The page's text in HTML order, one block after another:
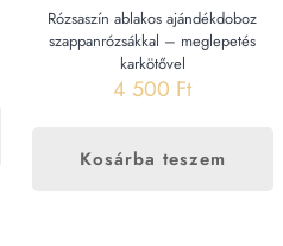
Rózsaszín ablakos ajándékdoboz
szappanrózsákkal – meglepetés
karkötővel
4 500 Ft
Kosárba teszem